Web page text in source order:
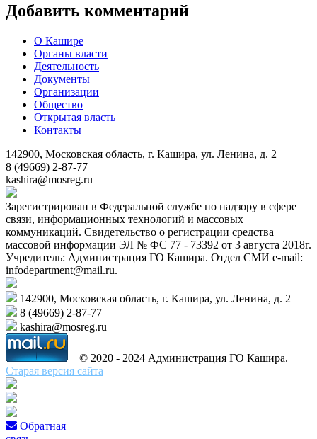
Добавить комментарий
О Кашире
Органы власти
Деятельность
Документы
Организации
Общество
Открытая власть
Контакты
142900, Московская область, г. Кашира, ул. Ленина, д. 2
8 (49669) 2-87-77
kashira@mosreg.ru
Зарегистрирован в Федеральной службе по надзору в сфере
связи, информационных технологий и массовых
коммуникаций. Свидетельство о регистрации средства
массовой информации ЭЛ № ФС 77 - 73392 от 3 августа 2018г.
Учредитель: Администрация ГО Кашира. Отдел СМИ e-mail:
infodepartment@mail.ru.
142900, Московская область, г. Кашира, ул. Ленина, д. 2
8 (49669) 2-87-77
kashira@mosreg.ru
© 2020 - 2024 Администрация ГО Кашира.
Старая версия сайта
Обратная